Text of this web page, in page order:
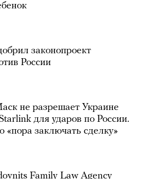
законопроект
России
не разрешает Украине
для ударов по России.
«пора заключать сделку»
Family Law Agency